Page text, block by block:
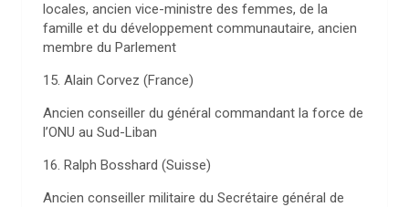
locales, ancien vice-ministre des femmes, de la
famille et du développement communautaire, ancien
membre du Parlement
15. Alain Corvez (France)
Ancien conseiller du général commandant la force de
l’ONU au Sud-Liban
16. Ralph Bosshard (Suisse)
Ancien conseiller militaire du Secrétaire général de